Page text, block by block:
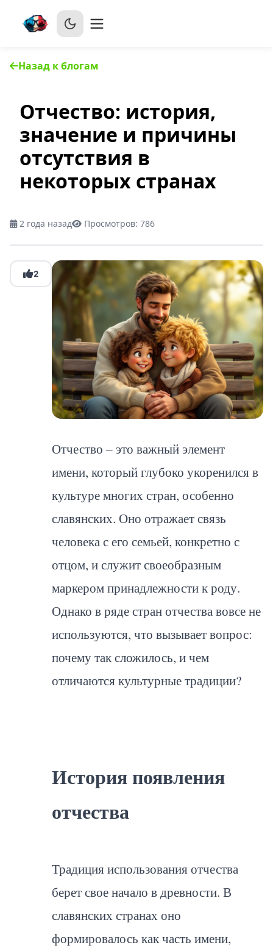
Назад к блогам
Отчество: история,
значение и причины
отсутствия в
некоторых странах
2 года назад Просмотров: 786
2
Отчество – это важный элемент
имени, который глубоко укоренился в
культуре многих стран, особенно
славянских. Оно отражает связь
человека с его семьей, конкретно с
отцом, и служит своеобразным
маркером принадлежности к роду.
Однако в ряде стран отчества вовсе не
используются, что вызывает вопрос:
почему так сложилось, и чем
отличаются культурные традиции?
История появления
отчества
Традиция использования отчества
берет свое начало в древности. В
славянских странах оно
формировалось как часть имени,